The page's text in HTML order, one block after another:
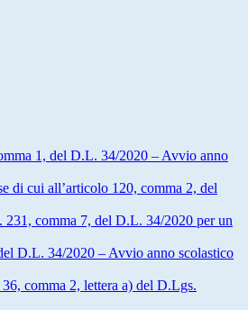
1, del D.L. 34/2020 – Avvio anno
di cui all’articolo 120, comma 2, del
231, comma 7, del D.L. 34/2020 per un
D.L. 34/2020 – Avvio anno scolastico
comma 2, lettera a) del D.Lgs.